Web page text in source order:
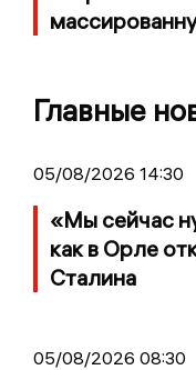
Главные
05/08/2026 14:30
«Мы сейчас
как в Орле
Сталина
05/08/2026 08:30